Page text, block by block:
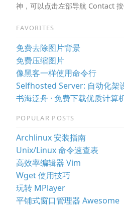
神，可以点击左部导航 Contact 按
FAVORITES
免费去除图片背景
免费压缩图片
像黑客一样使用命令行
Selfhosted Server: 自动化架
书海泛舟 · 免费下载优质计算
POPULAR POSTS
Archlinux 安装指南
Unix/Linux 命令速查表
高效率编辑器 Vim
Wget 使用技巧
玩转 MPlayer
平铺式窗口管理器 Awesome